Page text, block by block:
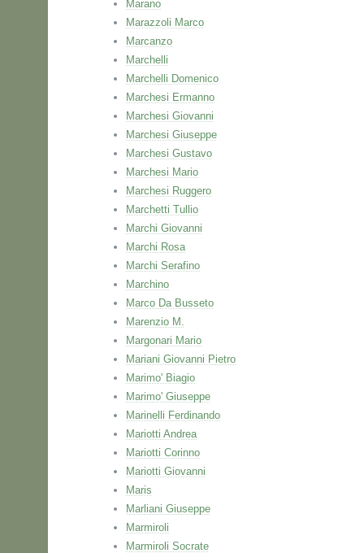
Marano
Marazzoli Marco
Marcanzo
Marchelli
Marchelli Domenico
Marchesi Ermanno
Marchesi Giovanni
Marchesi Giuseppe
Marchesi Gustavo
Marchesi Mario
Marchesi Ruggero
Marchetti Tullio
Marchi Giovanni
Marchi Rosa
Marchi Serafino
Marchino
Marco Da Busseto
Marenzio M.
Margonari Mario
Mariani Giovanni Pietro
Marimo' Biagio
Marimo' Giuseppe
Marinelli Ferdinando
Mariotti Andrea
Mariotti Corinno
Mariotti Giovanni
Maris
Marliani Giuseppe
Marmiroli
Marmiroli Socrate